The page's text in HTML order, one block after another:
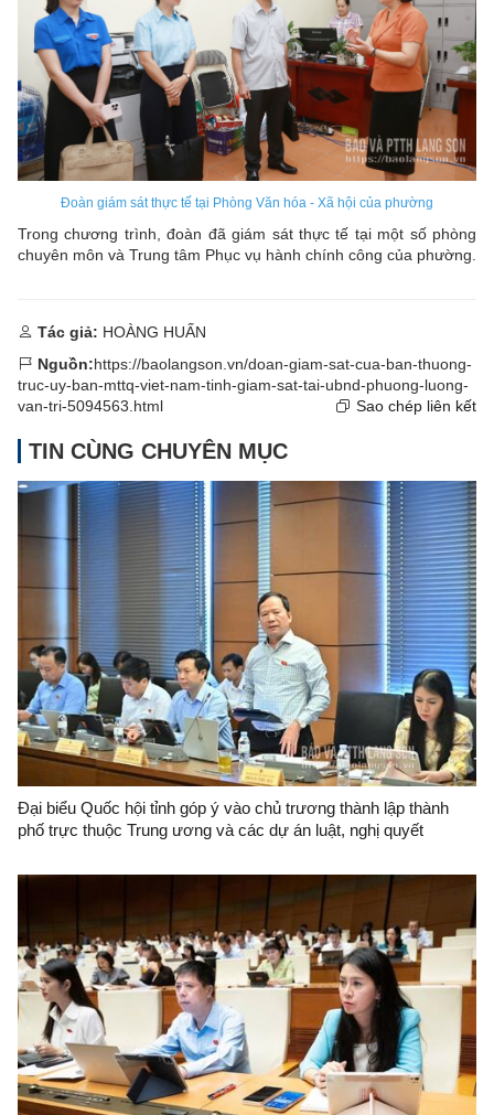
Đoàn giám sát thực tế tại Phòng Văn hóa - Xã hội của phường
Trong chương trình, đoàn đã giám sát thực tế tại một số phòng
chuyên môn và Trung tâm Phục vụ hành chính công của phường.
Tác giả: HOÀNG HUẤN
Nguồn:https://baolangson.vn/doan-giam-sat-cua-ban-thuong-
truc-uy-ban-mttq-viet-nam-tinh-giam-sat-tai-ubnd-phuong-luong-
van-tri-5094563.html
Sao chép liên kết
TIN CÙNG CHUYÊN MỤC
Đại biểu Quốc hội tỉnh góp ý vào chủ trương thành lập thành
phố trực thuộc Trung ương và các dự án luật, nghị quyết